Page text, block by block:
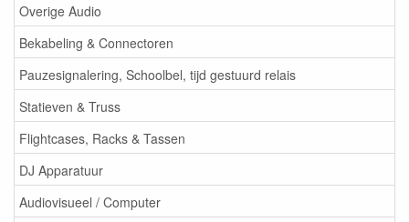
Overige Audio
Bekabeling & Connectoren
Pauzesignalering, Schoolbel, tijd gestuurd relais
Statieven & Truss
Flightcases, Racks & Tassen
DJ Apparatuur
Audiovisueel / Computer